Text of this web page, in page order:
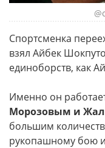
Спортсменка
взял Айбек
единоборств, как
Именно он
Морозовым и
большим
рукопашному бою